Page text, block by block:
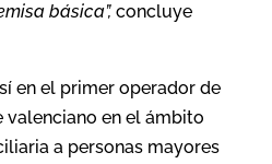
básica”, concluye
en el primer operador de
en el ámbito
a personas mayores